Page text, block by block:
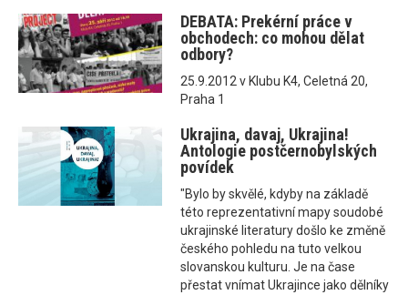
DEBATA: Prekérní práce v
obchodech: co mohou dělat
odbory?
25.9.2012 v Klubu K4, Celetná 20,
Praha 1
Ukrajina, davaj, Ukrajina!
Antologie postčernobylských
povídek
"Bylo by skvělé, kdyby na základě
této reprezentativní mapy soudobé
ukrajinské literatury došlo ke změně
českého pohledu na tuto velkou
slovanskou kulturu. Je na čase
přestat vnímat Ukrajince jako dělníky